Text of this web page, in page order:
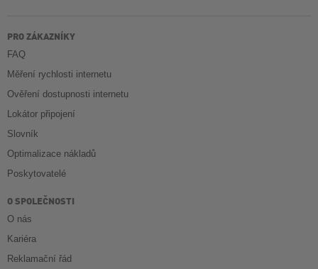
PRO ZÁKAZNÍKY
FAQ
Měření rychlosti internetu
Ověření dostupnosti internetu
Lokátor připojení
Slovník
Optimalizace nákladů
Poskytovatelé
O SPOLEČNOSTI
O nás
Kariéra
Reklamační řád